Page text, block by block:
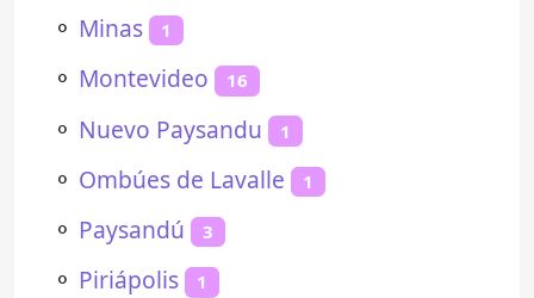
⚬ Minas 1
⚬ Montevideo 16
⚬ Nuevo Paysandu 1
⚬ Ombúes de Lavalle 1
⚬ Paysandú 3
⚬ Piriápolis 1